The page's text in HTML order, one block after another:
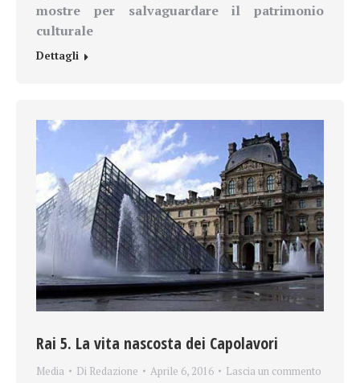
mostre per salvaguardare il patrimonio
culturale
Dettagli
Rai 5. La vita nascosta dei Capolavori
Media Di Redazione Aprile 6, 2016 Lascia un commento